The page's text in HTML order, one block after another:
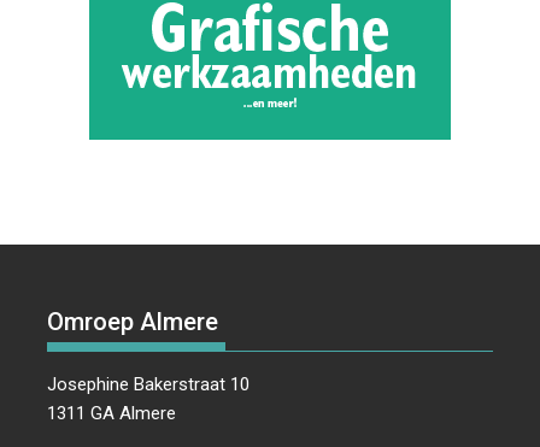
Omroep Almere
Josephine Bakerstraat 10
1311 GA Almere